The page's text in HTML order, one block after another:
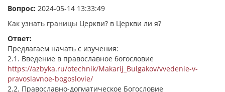
Вопрос: 2024-05-14 13:33:49
Как узнать границы Церкви? в Церкви ли я?
Ответ:
Предлагаем начать с изучения:
2.1. Введение в православное богословие
https://azbyka.ru/otechnik/Makarij_Bulgakov/vvedenie-v-
pravoslavnoe-bogoslovie/
2.2. Православно-догматическое Богословие